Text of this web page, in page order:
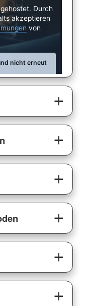
Durch
akzeptieren
von
nicht erneut